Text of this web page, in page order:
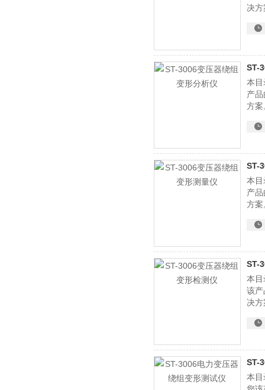
决
ST-
本目
产
方案
ST-
本目
产
方案
ST-
本目
该产
决
ST-
本目